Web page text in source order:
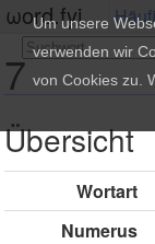
ωord.fyi
7
Übersicht
Wortart
Numerus
Um unsere
verwenden wir
von Cookies zu.